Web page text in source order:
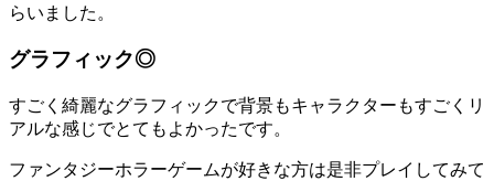
らいました。
グラフィック◎
すごく綺麗なグラフィックで背景もキャラクターもすごくリ
アルな感じでとてもよかったです。
ファンタジーホラーゲームが好きな方は是非プレイしてみて